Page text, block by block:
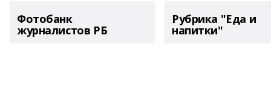
Фотобанк
журналистов РБ
Рубрика "Еда и
напитки"